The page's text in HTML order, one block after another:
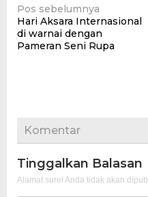
Navigasi
pos
Pos sebelumnya
Hari Aksara Internasional
di warnai dengan
Pameran Seni Rupa
Komentar
Tinggalkan Balasan
Alamat surel Anda tidak akan